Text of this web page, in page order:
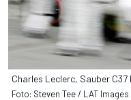
Charles Leclerc, Sauber
Foto: Steven Tee / LAT Images